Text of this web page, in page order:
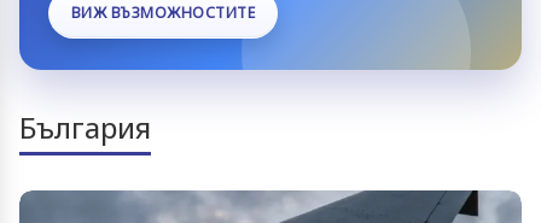
ВИЖ ВЪЗМОЖНОСТИТЕ
България